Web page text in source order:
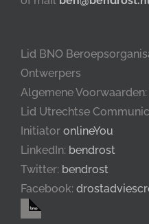
Lid BNO
Ontwerpers
Algemene Voorwaarden:
Lid Utrechtse
Initiator onlineYou
LinkedIn: bendrost
Twitter: bendrost
Facebook: